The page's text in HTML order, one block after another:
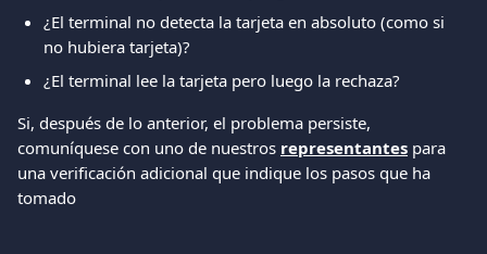
¿El terminal no detecta la tarjeta en absoluto (como si
no hubiera tarjeta)?
¿El terminal lee la tarjeta pero luego la rechaza?
Si, después de lo anterior, el problema persiste,
comuníquese con uno de nuestros representantes para
una verificación adicional que indique los pasos que ha
tomado